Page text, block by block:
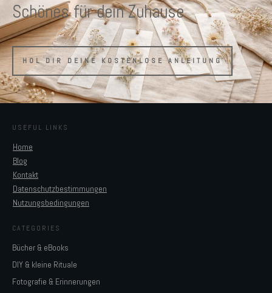
Schönes für dein Zuhause
HOL DIR DEINE KOSTENLOSE ANLEITUNG
USEFUL LINKS
Home
Blog
Kontakt
Datenschutzbestimmungen
Nutzungsbedingungen
CATEGORIES
Bücher & eBooks
DIY & kleine Rituale
Fotografie & Erinnerungen